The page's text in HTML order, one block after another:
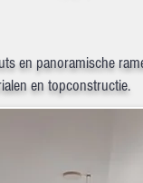
en panoramische
en topconstructie.